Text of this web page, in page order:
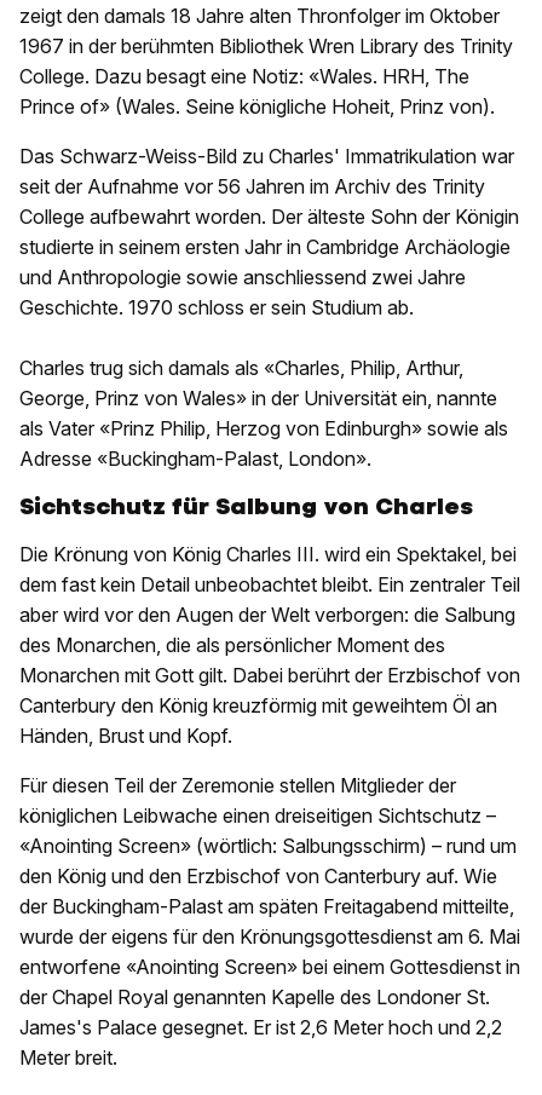
zeigt den damals 18 Jahre alten Thronfolger im Oktober
1967 in der berühmten Bibliothek Wren Library des Trinity
College. Dazu besagt eine Notiz: «Wales. HRH, The
Prince of» (Wales. Seine königliche Hoheit, Prinz von).
Das Schwarz-Weiss-Bild zu Charles' Immatrikulation war
seit der Aufnahme vor 56 Jahren im Archiv des Trinity
College aufbewahrt worden. Der älteste Sohn der Königin
studierte in seinem ersten Jahr in Cambridge Archäologie
und Anthropologie sowie anschliessend zwei Jahre
Geschichte. 1970 schloss er sein Studium ab.
Charles trug sich damals als «Charles, Philip, Arthur,
George, Prinz von Wales» in der Universität ein, nannte
als Vater «Prinz Philip, Herzog von Edinburgh» sowie als
Adresse «Buckingham-Palast, London».
Sichtschutz für Salbung von Charles
Die Krönung von König Charles III. wird ein Spektakel, bei
dem fast kein Detail unbeobachtet bleibt. Ein zentraler Teil
aber wird vor den Augen der Welt verborgen: die Salbung
des Monarchen, die als persönlicher Moment des
Monarchen mit Gott gilt. Dabei berührt der Erzbischof von
Canterbury den König kreuzförmig mit geweihtem Öl an
Händen, Brust und Kopf.
Für diesen Teil der Zeremonie stellen Mitglieder der
königlichen Leibwache einen dreiseitigen Sichtschutz –
«Anointing Screen» (wörtlich: Salbungsschirm) – rund um
den König und den Erzbischof von Canterbury auf. Wie
der Buckingham-Palast am späten Freitagabend mitteilte,
wurde der eigens für den Krönungsgottesdienst am 6. Mai
entworfene «Anointing Screen» bei einem Gottesdienst in
der Chapel Royal genannten Kapelle des Londoner St.
James's Palace gesegnet. Er ist 2,6 Meter hoch und 2,2
Meter breit.